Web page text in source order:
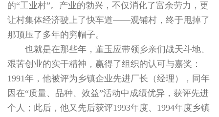
的“工业村”。产业的勃兴，不仅消化了富余劳力，更
让村集体经济驶上了快车道——观铺村，终于甩掉了
那顶压了多年的穷帽子。
也就是在那些年，董玉应带领乡亲们战天斗地、
艰苦创业的实干精神，赢得了组织的认可与嘉奖：
1991年，他被评为乡镇企业先进厂长（经理），同年
因在“质量、品种、效益”活动中成绩优异，获评先进
个人；此后，他又先后获评1993年度、1994年度乡镇